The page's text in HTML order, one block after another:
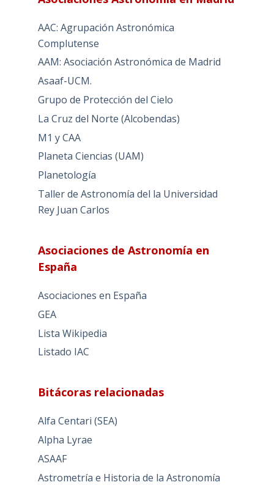
AAC: Agrupación Astronómica
Complutense
AAM: Asociación Astronómica de Madrid
Asaaf-UCM.
Grupo de Protección del Cielo
La Cruz del Norte (Alcobendas)
M1 y CAA
Planeta Ciencias (UAM)
Planetología
Taller de Astronomía del la Universidad
Rey Juan Carlos
Asociaciones de Astronomía en
España
Asociaciones en España
GEA
Lista Wikipedia
Listado IAC
Bitácoras relacionadas
Alfa Centari (SEA)
Alpha Lyrae
ASAAF
Astrometría e Historia de la Astronomía